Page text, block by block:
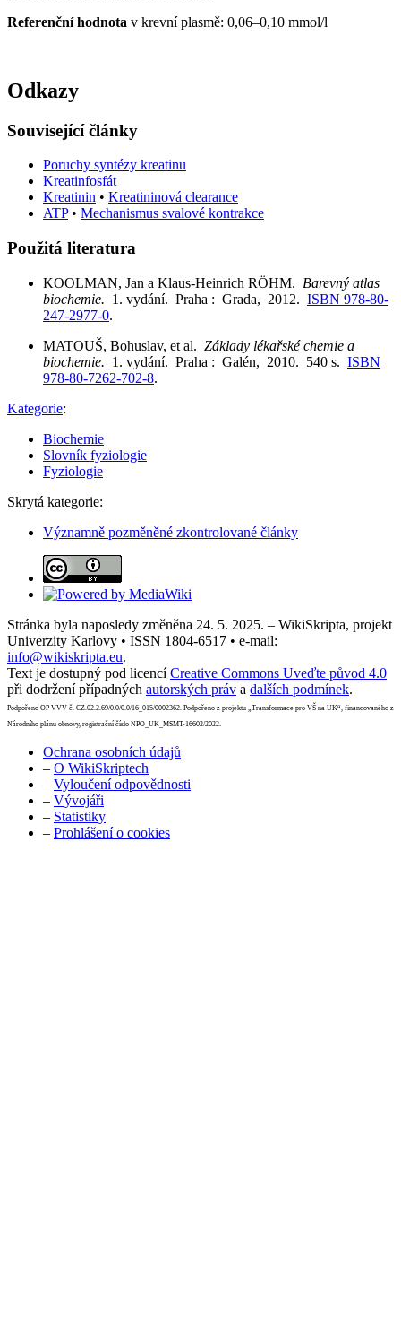
Referenční hodnota v krevní plasmě: 0,06–0,10 mmol/l
Odkazy
Související články
Poruchy syntézy kreatinu
Kreatinfosfát
Kreatinin • Kreatininová clearance
ATP• Mechanismus svalové kontrakce
Použitá literatura
KOOLMAN, Jan a Klaus-Heinrich RÖHM. Barevný atlas
biochemie. 1. vydání. Praha : Grada, 2012. ISBN 978-80-
247-2977-0.
MATOUŠ, Bohuslav, et al. Základy lékařské chemie a
biochemie. 1. vydání. Praha : Galén, 2010. 540 s. ISBN
978-80-7262-702-8.
Kategorie:
Biochemie
Slovník fyziologie
Fyziologie
Skrytá kategorie:
Významně pozměněné zkontrolované články
Stránka byla naposledy změněna 24. 5. 2025. – WikiSkripta, projekt
Univerzity Karlovy • ISSN 1804-6517 • e-mail:
info@wikiskripta.eu.
Text je dostupný pod licencíCreative Commons Uveďte původ 4.0
při dodržení případných autorských práv a dalších podmínek.
Podpořeno OP VVV č. CZ.02.2.69/0.0/0.0/16_015/0002362. Podpořeno z projektu „Transformace pro VŠ na UK“, financovaného z
Národního plánu obnovy, registrační číslo NPO_UK_MSMT-16602/2022.
Ochrana osobních údajů
– O WikiSkriptech
– Vyloučení odpovědnosti
– Vývojáři
– Statistiky
– Prohlášení o cookies